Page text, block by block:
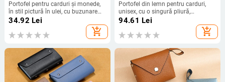
Portofel pentru carduri și monede,
în stil pictură în ulei, cu buzunare
anti-demagnetizare, protecție anti-
34.92 Lei
add_shopping_cart
Portofel din lemn pentru carduri,
unisex, cu o singură pliură,
ultraușor, anti-furt
94.61 Lei
add_shopping_cart